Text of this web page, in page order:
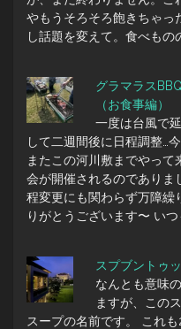
やもうそろそろ飽きちゃっ
し話題を変えて。食べもの
グラマラス
（お食事編）
一度は台風で
して二週間後に日程調整…
またこの河川敷までやっ
会が開催されるのでありま
程変更にも関わらず万障繰
りがとうございます〜 いつ
スプブントゥ
なんとも意味
ますが、この
スープの名前です。 これ